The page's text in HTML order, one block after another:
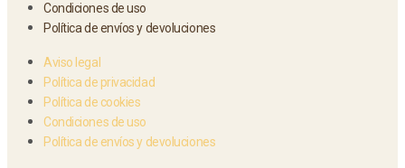
Condiciones de uso
Política de envíos y devoluciones
Aviso legal
Política de privacidad
Política de cookies
Condiciones de uso
Política de envíos y devoluciones